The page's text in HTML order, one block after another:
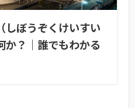
しぼうぞくけいすい
か？｜誰でもわかる